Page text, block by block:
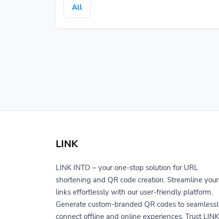
All
LINK
LINK INTO – your one-stop solution for URL
shortening and QR code creation. Streamline your
links effortlessly with our user-friendly platform.
Generate custom-branded QR codes to
connect offline and online experiences. Trust LINK